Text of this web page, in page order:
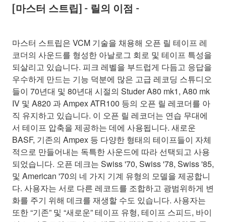
[마스터 스트립] - 릴의 이점 -
마스터 스트립은 VCM 기술을 채용해 오픈 릴 테이프 레
코더의 사운드를 형성한 아날로그 회로 및 테이프 특성을
되살리고 있습니다. 피크 레벨을 부드럽게 다듬고 응답을
우수하게 만드는 기능 덕분에 많은 고급 레코딩 스튜디오
들이 70년대 및 80년대 시절의 Studer A80 mk1, A80 mk
IV 및 A820 과 Ampex ATR100 등의 오픈 릴 레코더를 아
직 유지하고 있습니다. 이 오픈 릴 레코더는 연습 무대에
서 테이프 압축을 제공하는 데에 사용됩니다. 새로운
BASF, 기존의 Ampex 등 다양한 형태의 테이프들이 자체
적으로 만들어내는 독특한 사운드에 따라 선택되고 사용
되었습니다. 오픈 데크는 Swiss '70, Swiss '78, Swiss '85,
및 American '70의 네 가지 기계 유형의 모델을 제공합니
다. 사용자는 서로 다른 레코드를 조합하고 광범위하게 변
화를 주기 위해 데크를 재생할 수도 있습니다. 사용자는
또한 “기존” 및 “새로운” 테이프 유형, 테이프 스피드, 바이